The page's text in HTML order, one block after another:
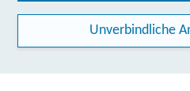
Unverbindliche